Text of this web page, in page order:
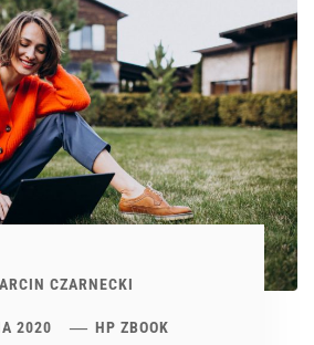
CZARNECKI
2020 HP ZBOOK